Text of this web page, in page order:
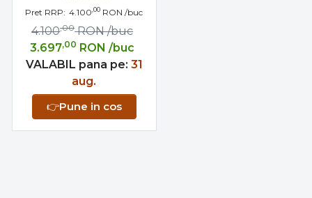
Pret RRP: 4.100,00 RON /buc
3.697,00 RON /buc
4.100,00 RON /buc
VALABIL pana pe: 31
aug.
👉Pune in cos